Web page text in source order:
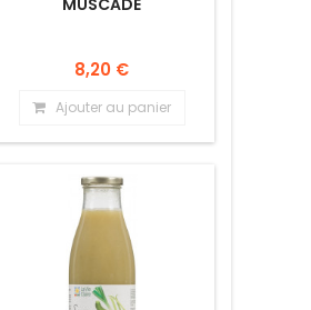
MUSCADE
8,20 €
Ajouter au panier